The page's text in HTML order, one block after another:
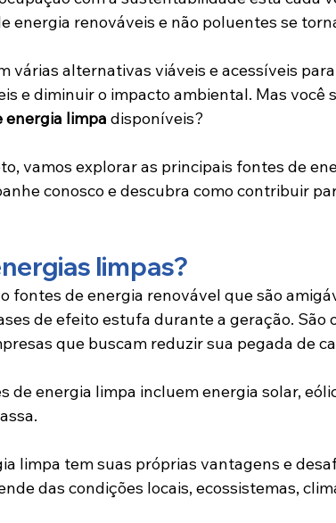
energia renováveis e não poluentes se
várias alternativas viáveis e acessíveis
e diminuir o impacto ambiental. Mas você
energia limpa disponíveis?
vamos explorar as principais fontes de
conosco e descubra como contribuir
limpas?
fontes de energia renovável que são
de efeito estufa durante a geração. São
que buscam reduzir sua pegada de
de energia limpa incluem energia solar,
limpa tem suas próprias vantagens e
das condições locais, ecossistemas,